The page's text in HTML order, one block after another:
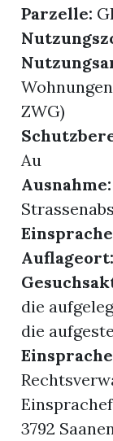
Parzelle:
ZWG)
Au
Ausnahme:
Auflageort:
die
die
3792